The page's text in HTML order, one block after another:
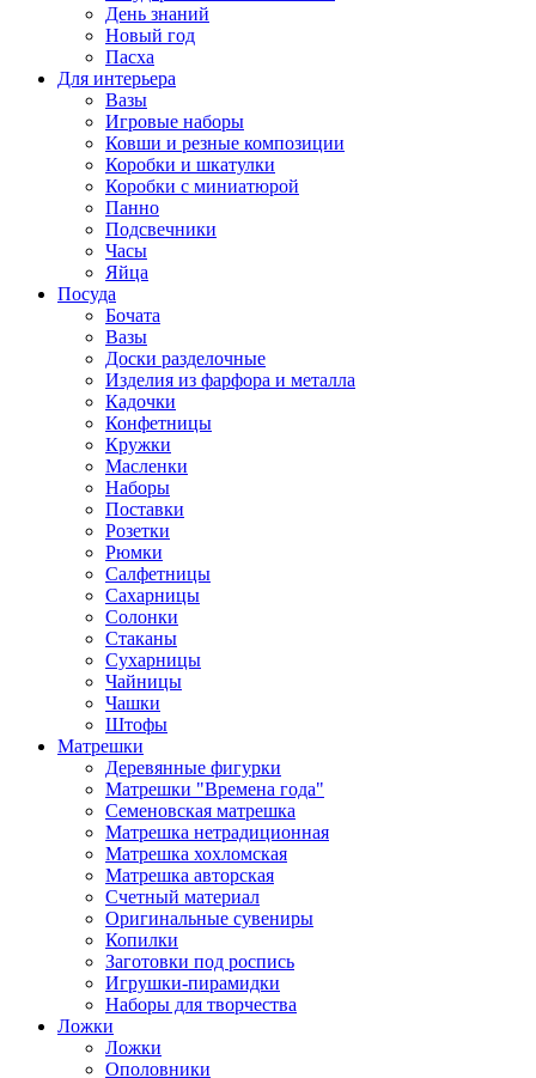
День знаний
Новый год
Пасха
Для интерьера
Вазы
Игровые наборы
Ковши и резные композиции
Коробки и шкатулки
Коробки с миниатюрой
Панно
Подсвечники
Часы
Яйца
Посуда
Бочата
Вазы
Доски разделочные
Изделия из фарфора и металла
Кадочки
Конфетницы
Кружки
Масленки
Наборы
Поставки
Розетки
Рюмки
Салфетницы
Сахарницы
Солонки
Стаканы
Сухарницы
Чайницы
Чашки
Штофы
Матрешки
Деревянные фигурки
Матрешки "Времена года"
Семеновская матрешка
Матрешка нетрадиционная
Матрешка хохломская
Матрешка авторская
Счетный материал
Оригинальные сувениры
Копилки
Заготовки под роспись
Игрушки-пирамидки
Наборы для творчества
Ложки
Ложки
Ополовники